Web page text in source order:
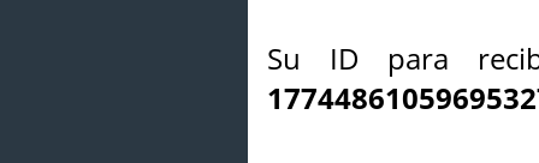
Su ID para